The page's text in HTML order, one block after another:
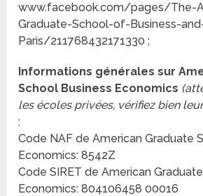
www.facebook.com/pages/The-
Graduate-School-of-Business-
Paris/211768432171330 ;
Informations générales sur
School Business Economics
les écoles privées, vérifiez bien
:
Code NAF de American Graduate
Economics: 8542Z
Code SIRET de American
Economics: 804106458 00016